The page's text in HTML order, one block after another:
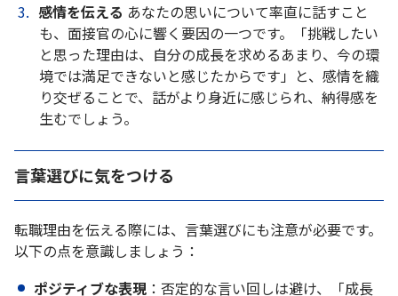
感情を伝える あなたの思いについて率直に話すこと
も、面接官の心に響く要因の一つです。「挑戦したい
と思った理由は、自分の成長を求めるあまり、今の環
境では満足できないと感じたからです」と、感情を織
り交ぜることで、話がより身近に感じられ、納得感を
生むでしょう。
言葉選びに気をつける
転職理由を伝える際には、言葉選びにも注意が必要です。
以下の点を意識しましょう：
ポジティブな表現 ：否定的な言い回しは避け、「成長